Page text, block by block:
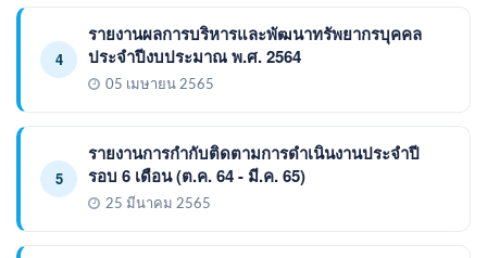
4
รายงานผลการบริหารและพัฒนาทรัพยากรบุคคล
ประจำปีงบประมาณ พ.ศ. 2564
05 เมษายน 2565
5
รายงานการกำกับติดตามการดำเนินงานประจำปี
รอบ 6 เดือน (ต.ค. 64 - มี.ค. 65)
25 มีนาคม 2565